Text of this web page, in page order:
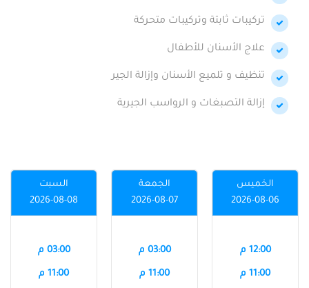
تركيبات ثابتة وتركيبات متحركة
علاج الأسنان للأطفال
تنظيف و تلميع الأسنان وإزالة الجير
إزالة التصبغات و الرواسب الجيرية
الخميس
2026-08-06
12:00 م
11:00 م
الجمعة
2026-08-07
03:00 م
11:00 م
السبت
2026-08-08
03:00 م
11:00 م